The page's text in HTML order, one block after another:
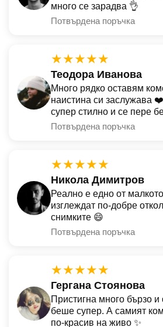
много се зарадва 👌
Потвърдена поръчка
★★★★★
Теодора Иванова
Много рядко оставям
наистина си заслужава
супер стилно и се пере
Потвърдена поръчка
★★★★★
Никола Димитров
Реално е едно от
изглеждат по-добре
снимките 😄
Потвърдена поръчка
★★★★★
Гергана Стоянова
Пристигна много бързо и
беше супер. А самият
по-красив на живо ✨